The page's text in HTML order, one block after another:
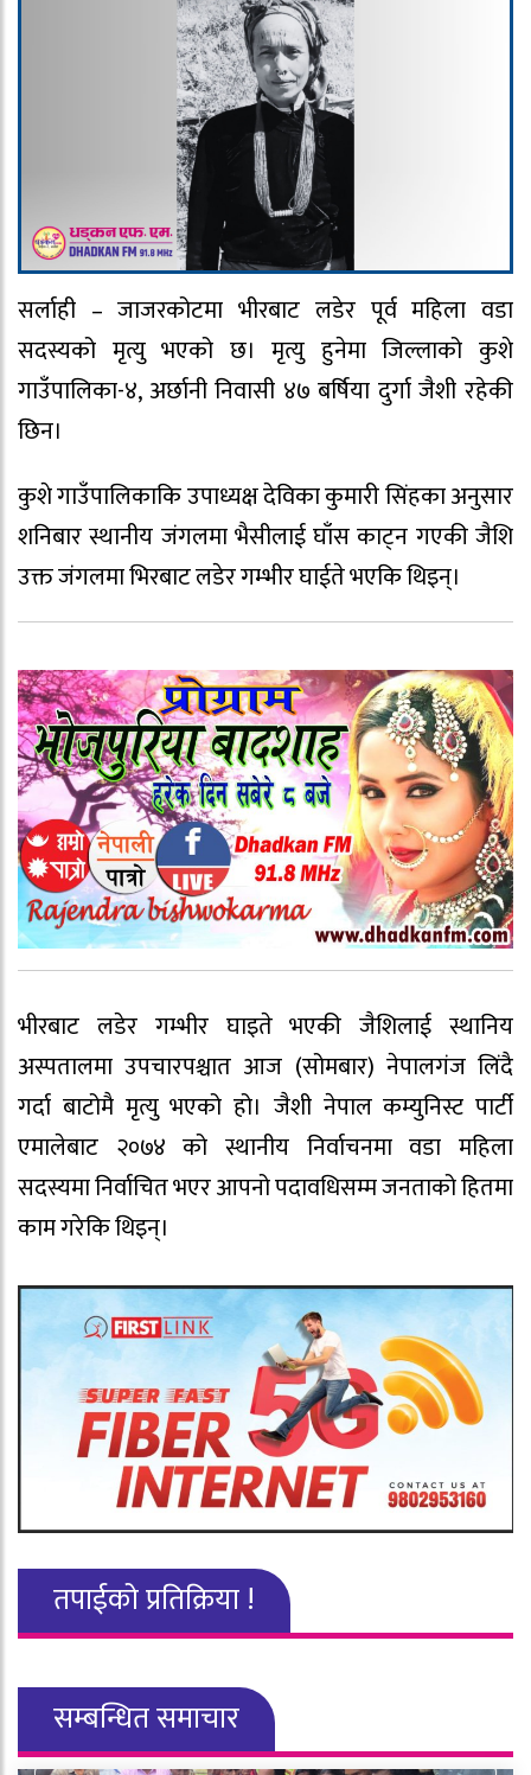
सर्लाही – जाजरकोटमा भीरबाट लडेर पूर्व महिला वडा
सदस्यको मृत्यु भएको छ। मृत्यु हुनेमा जिल्लाको कुशे
गाउँपालिका-४, अर्छानी निवासी ४७ बर्षिया दुर्गा जैशी रहेकी
छिन।
कुशे गाउँपालिकाकि उपाध्यक्ष देविका कुमारी सिंहका अनुसार
शनिबार स्थानीय जंगलमा भैसीलाई घाँस काट्न गएकी जैशि
उक्त जंगलमा भिरबाट लडेर गम्भीर घाईते भएकि थिइन्।
भीरबाट लडेर गम्भीर घाइते भएकी जैशिलाई स्थानिय
अस्पतालमा उपचारपश्चात आज (सोमबार) नेपालगंज लिंदै
गर्दा बाटोमै मृत्यु भएको हो। जैशी नेपाल कम्युनिस्ट पार्टी
एमालेबाट २०७४ को स्थानीय निर्वाचनमा वडा महिला
सदस्यमा निर्वाचित भएर आपनो पदावधिसम्म जनताको हितमा
काम गरेकि थिइन्।
तपाईको प्रतिक्रिया !
सम्बन्धित समाचार